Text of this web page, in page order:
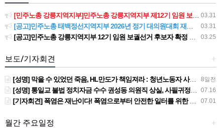
03.31
[민주노총 강릉지역지부]민주노총 강릉지역지부 제12기 임원 보궐선거결과 공고
03.31
[공고]민주노총 태백정선지역지부 2026년 정기 대의원대회 재소집 건
03.25
[공고]민주노총 강릉지역지부 12기 임원 보궐선거 후보자 확정 공고
+
보도/기자회견
8일전
[성명] 막을 수 있었던 죽음, HL만도가 책임져라 : 청년노동자 사망사고의 철저한 진상규명과 재발방지 대책 마련하라
07.16
[성명] 통일교 불법 정치자금 수수 권성동 의원직 상실, 사필귀정이다
07.01
[기자회견] 폭염은 재난이다! 폭염으로부터 안전한 일터를 위한 민주노총 강원지역본부 폭염감시단 선포 기자회견
+
월간 주요일정